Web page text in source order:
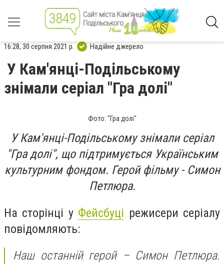
16:28, 30 серпня 2021 р. Надійне джерело
У Кам'янці-Подільському
знімали серіал "Гра долі"
Фото: "Гра долі"
У Кам'янці-Подільському знімали серіал
"Гра долі", що підтримується Українським
культурним фондом. Герой фільму - Симон
Петлюра.
На сторінці у Фейсбуці режисери серіалу
повідомляють:
Наш останній герой – Симон Петлюра.